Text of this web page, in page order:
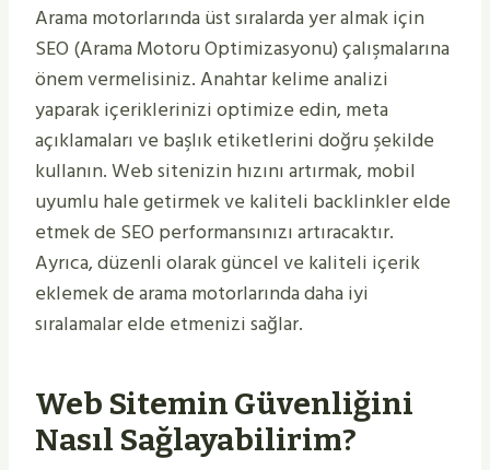
Arama motorlarında üst sıralarda yer almak için
SEO (Arama Motoru Optimizasyonu) çalışmalarına
önem vermelisiniz. Anahtar kelime analizi
yaparak içeriklerinizi optimize edin, meta
açıklamaları ve başlık etiketlerini doğru şekilde
kullanın. Web sitenizin hızını artırmak, mobil
uyumlu hale getirmek ve kaliteli backlinkler elde
etmek de SEO performansınızı artıracaktır.
Ayrıca, düzenli olarak güncel ve kaliteli içerik
eklemek de arama motorlarında daha iyi
sıralamalar elde etmenizi sağlar.
Web Sitemin Güvenliğini
Nasıl Sağlayabilirim?